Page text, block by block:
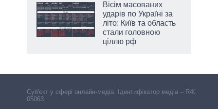
Вісім масованих
ударів по Україні за
літо: Київ та область
стали головною
ціллю рф
Cуб'єкт у сфері онлайн-медіа. Ідентифікатор медіа – R40-
05063